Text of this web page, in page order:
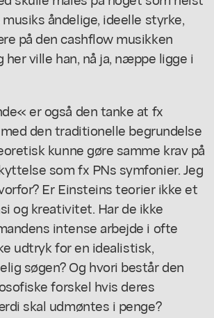
åndelige, ideelle styrke,
på den cashflow musikken
ville han, nå ja, næppe ligge i
er også den tanke at fx
den traditionelle begrundelse
kunne gøre samme krav på
som fx PNs symfonier. Jeg
Er Einsteins teorier ikke et
og kreativitet. Har de ikke
intense arbejde i ofte
udtryk for en idealistisk,
søgen? Og hvori består den
forskel hvis deres
skal udmøntes i penge?